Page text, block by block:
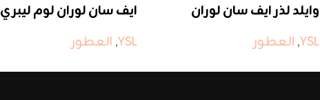
وايلد لذر ايف سان لوران
YSL
, العطور
ايف سان لوران لوم ليبري
YSL
, العطور